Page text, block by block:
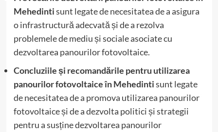
Mehedintisunt legate de necesitatea de a asigura
o infrastructură adecvată și de a rezolva
problemele de mediu și sociale asociate cu
dezvoltarea panourilor fotovoltaice.
Concluziile și recomandările pentru utilizarea
panourilor fotovoltaice în Mehedintisunt legate
de necesitatea de a promova utilizarea panourilor
fotovoltaice și de a dezvolta politici și strategii
pentru a susține dezvoltarea panourilor